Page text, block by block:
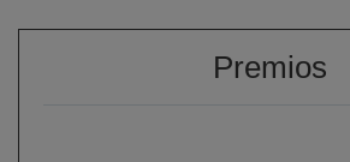
Premios